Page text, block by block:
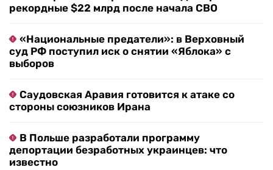
рекордные $22 млрд после начала СВО
«Национальные предатели»: в Верховный
суд РФ поступил иск о снятии «Яблока» с
выборов
Саудовская Аравия готовится к атаке со
стороны союзников Ирана
В Польше разработали программу
депортации безработных украинцев: что
известно